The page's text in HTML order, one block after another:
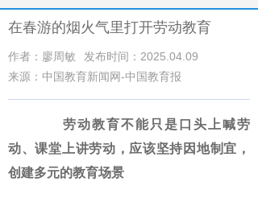
在春游的烟火气里打开劳动教育
作者：廖周敏
发布时间：2025.04.09
来源：中国教育新闻网-中国教育报
劳动教育不能只是口头上喊劳
动、课堂上讲劳动，应该坚持因地制宜，
创建多元的教育场景